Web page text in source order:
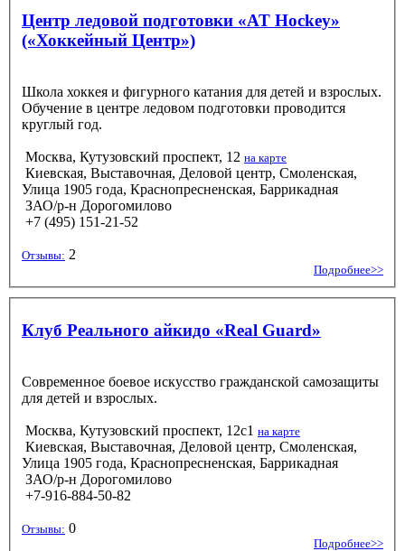
Центр ледовой подготовки «AT Hockey»
(«Хоккейный Центр»)
Школа хоккея и фигурного катания для детей и взрослых.
Обучение в центре ледовом подготовки проводится
круглый год.
Москва, Кутузовский проспект, 12 на карте
Киевская, Выставочная, Деловой центр, Смоленская,
Улица 1905 года, Краснопресненская, Баррикадная
ЗАО/р-н Дорогомилово
+7 (495) 151-21-52
Отзывы: 2
Подробнее>>
Клуб Реального айкидо «Real Guard»
Современное боевое искусство гражданской самозащиты
для детей и взрослых.
Москва, Кутузовский проспект, 12с1 на карте
Киевская, Выставочная, Деловой центр, Смоленская,
Улица 1905 года, Краснопресненская, Баррикадная
ЗАО/р-н Дорогомилово
+7-916-884-50-82
Отзывы: 0
Подробнее>>